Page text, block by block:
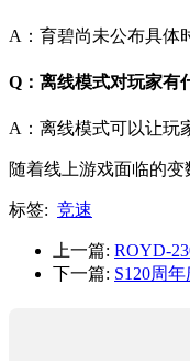
A：育碧尚未公布具体
Q：离线模式对玩家有
A：离线模式可以让玩
随着线上游戏面临的
标签: 竞速
上一篇: ROYD-
下一篇: S120周